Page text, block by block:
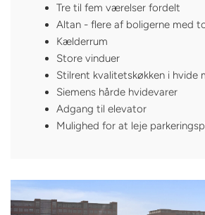
Tre til fem værelser fordelt
Altan - flere af boligerne med
Kælderrum
Store vinduer
Stilrent kvalitetskøkken i hvide
Siemens hårde hvidevarer
Adgang til elevator
Mulighed for at leje